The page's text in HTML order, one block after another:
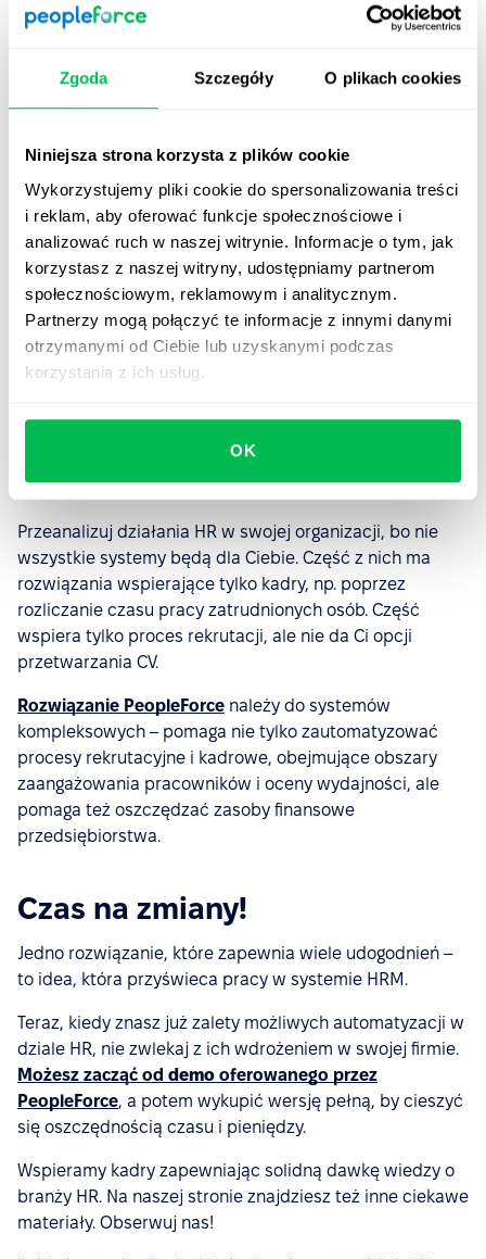
Zgoda Szczegóły O plikach cookies
Niniejsza strona korzysta z plików cookie
Wykorzystujemy pliki cookie do spersonalizowania treści
i reklam, aby oferować funkcje społecznościowe i
analizować ruch w naszej witrynie. Informacje o tym, jak
korzystasz z naszej witryny, udostępniamy partnerom
społecznościowym, reklamowym i analitycznym.
Partnerzy mogą połączyć te informacje z innymi danymi
otrzymanymi od Ciebie lub uzyskanymi podczas
korzystania z ich usług.
OK
nastroje panują wśród zespołu. Możesz skorzystać z
PeoplePerform
KPI, spotkań 1:1, informacji zwrotnej 360°. Łatwo
przeprowadzisz w nim oceny wydajności,
wyznaczysz i ocenisz cele dla poszczególnych osób,
zespołu lub firmy, a także skutecznie będziesz
monitorować status celów i zmiany w wynikach, aby
zespół był bardziej wydajny i odnosił sukcesy.
PeopleTime– moduł ten pomaga śledzić zapis czasu
pracy wszystkich pracowników lub wybranego
projektu, by kontrolować ich efektywność.
PeopleDesk– pomoże w zarządzaniu wszystkimi
sprawami organizacyjnymi i związanymi z działu HR
Przeanalizuj działania HR w swojej organizacji, bo nie
wszystkie systemy będą dla Ciebie. Część z nich ma
rozwiązania wspierające tylko kadry, np. poprzez
rozliczanie czasu pracy zatrudnionych osób. Część
wspiera tylko proces rekrutacji, ale nie da Ci opcji
przetwarzania CV.
Rozwiązanie PeopleForce należy do systemów
kompleksowych – pomaga nie tylko zautomatyzować
procesy rekrutacyjne i kadrowe, obejmujące obszary
zaangażowania pracowników i oceny wydajności, ale
pomaga też oszczędzać zasoby finansowe
przedsiębiorstwa.
Czas na zmiany!
Jedno rozwiązanie, które zapewnia wiele udogodnień –
to idea, która przyświeca pracy w systemie HRM.
Teraz, kiedy znasz już zalety możliwych automatyzacji w
dziale HR, nie zwlekaj z ich wdrożeniem w swojej firmie.
Możesz zacząć od demo oferowanego przez
PeopleForce, a potem wykupić wersję pełną, by cieszyć
się oszczędnością czasu i pieniędzy.
Wspieramy kadry zapewniając solidną dawkę wiedzy o
branży HR. Na naszej stronie znajdziesz też inne ciekawe
materiały. Obserwuj nas!